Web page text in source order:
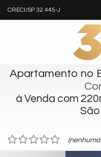
CRECI/SP 32.445-J
Apartamento no
à Venda com